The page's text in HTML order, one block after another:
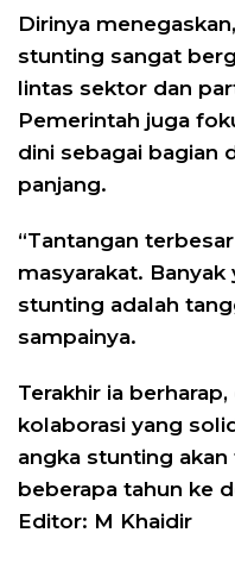
Dirinya
stunting sangat
lintas sektor dan
Pemerintah juga
dini sebagai bagian
panjang.
“Tantangan
masyarakat.
stunting adalah
sampainya.
Terakhir ia
kolaborasi yang
angka stunting
beberapa tahun ke
Editor: M Khaidir